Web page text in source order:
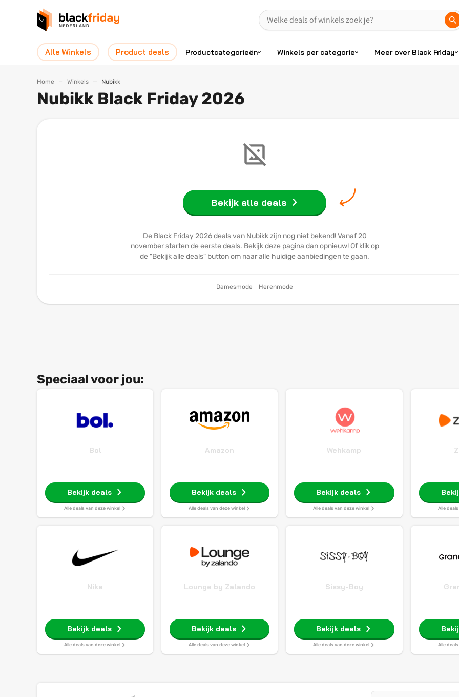
Alle Winkels Product deals Productcategorieën Winkels per categorie Meer over Black Friday
Home Winkels Nubikk
Nubikk Black Friday 2026
Bekijk alle deals
De Black Friday 2026 deals van Nubikk zijn nog niet bekend! Vanaf 20
november starten de eerste deals. Bekijk deze pagina dan opnieuw! Of klik op
de "Bekijk alle deals" button om naar alle huidige aanbiedingen te gaan.
Damesmode Herenmode
Speciaal voor jou:
Bol
Bekijk deals
Alle deals van deze winkel
Amazon
Bekijk deals
Alle deals van deze winkel
Wehkamp
Bekijk deals
Alle deals van deze winkel Alle
Nike
Bekijk deals
Alle deals van deze winkel
Lounge by Zalando
Bekijk deals
Alle deals van deze winkel
Sissy-Boy
Bekijk deals
Alle deals van deze winkel Alle